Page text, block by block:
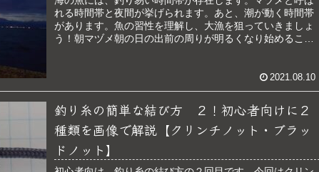
れる時間帯と夜間が挙げられます。あと、潮が動く時間帯
があります。魚の習性を理解し、大漁を狙っていきましょ
う！朝マヅメ朝の日の出前の周りが明るくなり始めるころ
2021.08.10
釣り糸の簡単な結び方 ２！初心者向けに２
種類を画像で解説【クリンチノット・ブラッ
ドノット】